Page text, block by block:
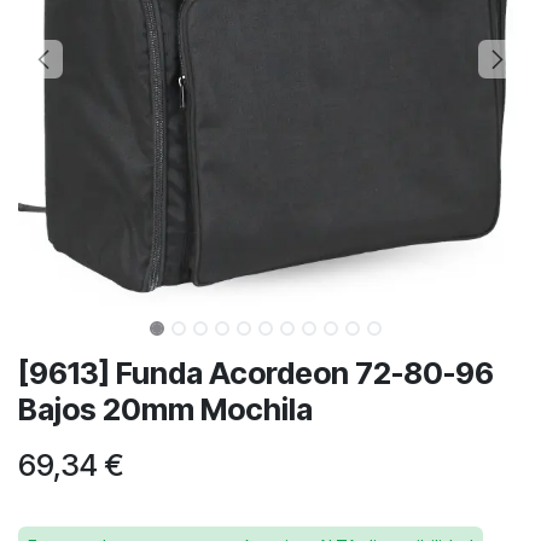
[9613] Funda Acordeon 72-80-96
Bajos 20mm Mochila
69,34 €